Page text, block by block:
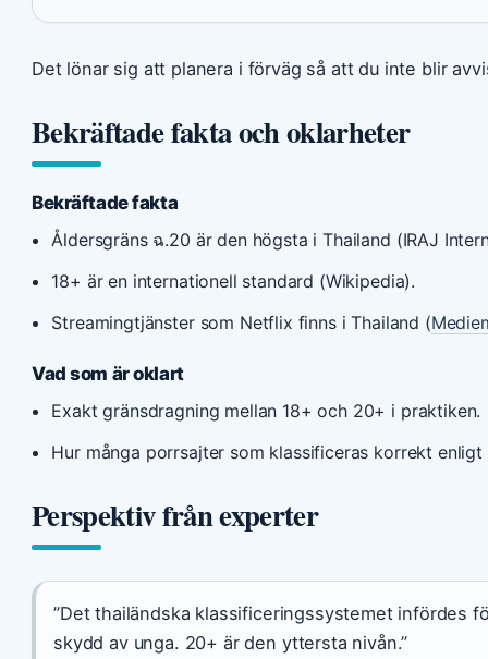
Det lönar sig att planera i förväg så att du inte blir
Bekräftade fakta och oklarheter
Bekräftade fakta
Åldersgräns ฉ.20 är den högsta i Thailand (IRAJ
18+ är en internationell standard (Wikipedia).
Streamingtjänster som Netflix finns i Thailand (
Vad som är oklart
Exakt gränsdragning mellan 18+ och 20+ i praktiken.
Hur många porrsajter som klassificeras korrekt enligt
Perspektiv från experter
”Det thailändska klassificeringssystemet infördes
skydd av unga. 20+ är den yttersta nivån.”